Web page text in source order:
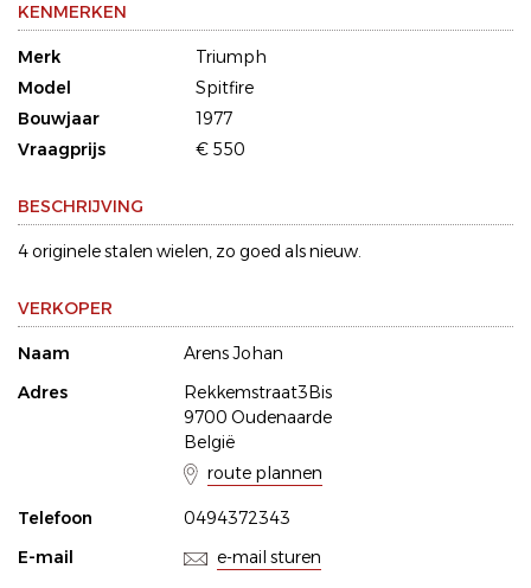
KENMERKEN
Merk
Triumph
Model
Spitfire
Bouwjaar
1977
Vraagprijs
€ 550
BESCHRIJVING
4 originele stalen wielen, zo goed als nieuw.
VERKOPER
Naam
Arens Johan
Adres
Rekkemstraat3Bis
9700 Oudenaarde
België
route plannen
Telefoon
0494372343
E-mail
e-mail sturen